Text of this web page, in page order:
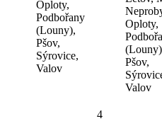
Oploty,
Podbořany
(Louny),
Pšov,
Sýrovice,
Valov
Oploty,
Pšov,
Valov
4